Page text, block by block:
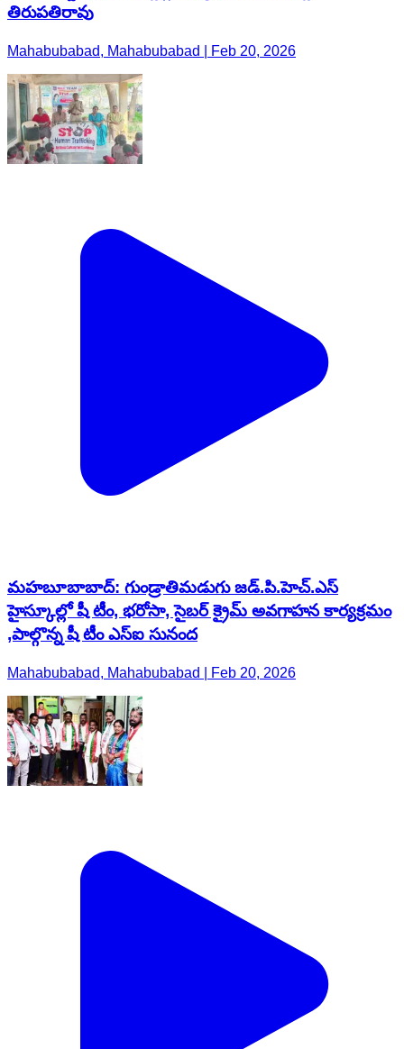
తిరుపతిరావు
Mahabubabad, Mahabubabad | Feb 20, 2026
మహబూబాబాద్: గుండ్రాతిమడుగు జడ్.పి.హెచ్.ఎస్
హైస్కూల్లో షీ టీం, భరోసా, సైబర్ క్రైమ్ అవగాహన కార్యక్రమం
,పాల్గొన్న షీ టీం ఎస్ఐ సునంద
Mahabubabad, Mahabubabad | Feb 20, 2026